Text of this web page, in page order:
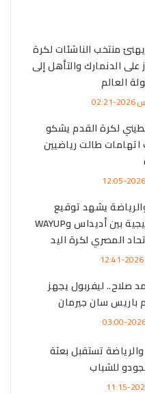
منتخب الناشئات لكرة
على الدنمارك والتأهل إلى
العالم
لكرة القدم يشكو
اتهامات طالت رياضيين
يشهد توقيع
شراكة استراتيجية بين أديداس وWAYUP
صلاح.. ليفربول يجهز
باريس سان جيرمان
تستقبل بعثة
للشباب